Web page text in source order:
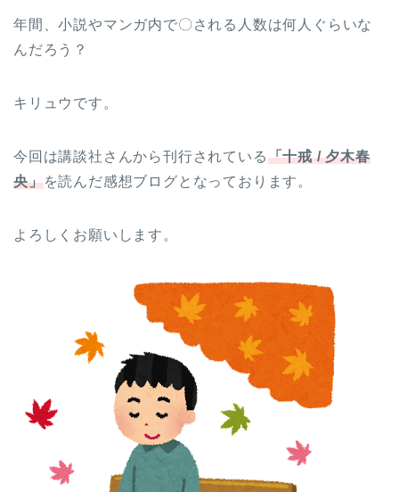
年間、小説やマンガ内で〇される人数は何人ぐらいな
んだろう？
キリュウです。
今回は講談社さんから刊行されている「十戒 / 夕木春
央」を読んだ感想ブログとなっております。
よろしくお願いします。